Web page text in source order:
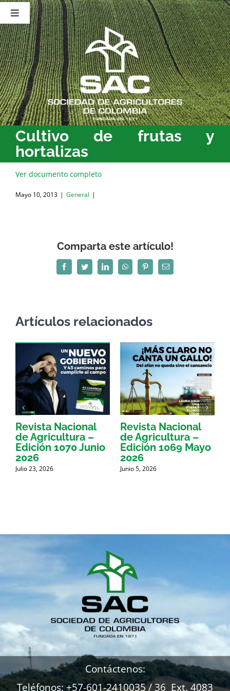
Saltar
contenido
Toggle
Navigation
Nosotros
Publicaciones
Sala de Prensa
Eventos
Cultivo de frutas y
hortalizas
Ver documento completo
Mayo 10, 2013 | General |
Comparta este artículo!
FacebookTwitterLinkedInWhatsAppPinterestCorreo
electrónico
Artículos relacionados
Revista Nacional
de Agricultura –
Edición 1070 Junio
2026
Julio 23, 2026
Revista Nacional
de Agricultura –
Edición 1069 Mayo
2026
Junio 5, 2026
Contáctenos:
Teléfonos: +57-601-2410035 / 36 Ext. 4083